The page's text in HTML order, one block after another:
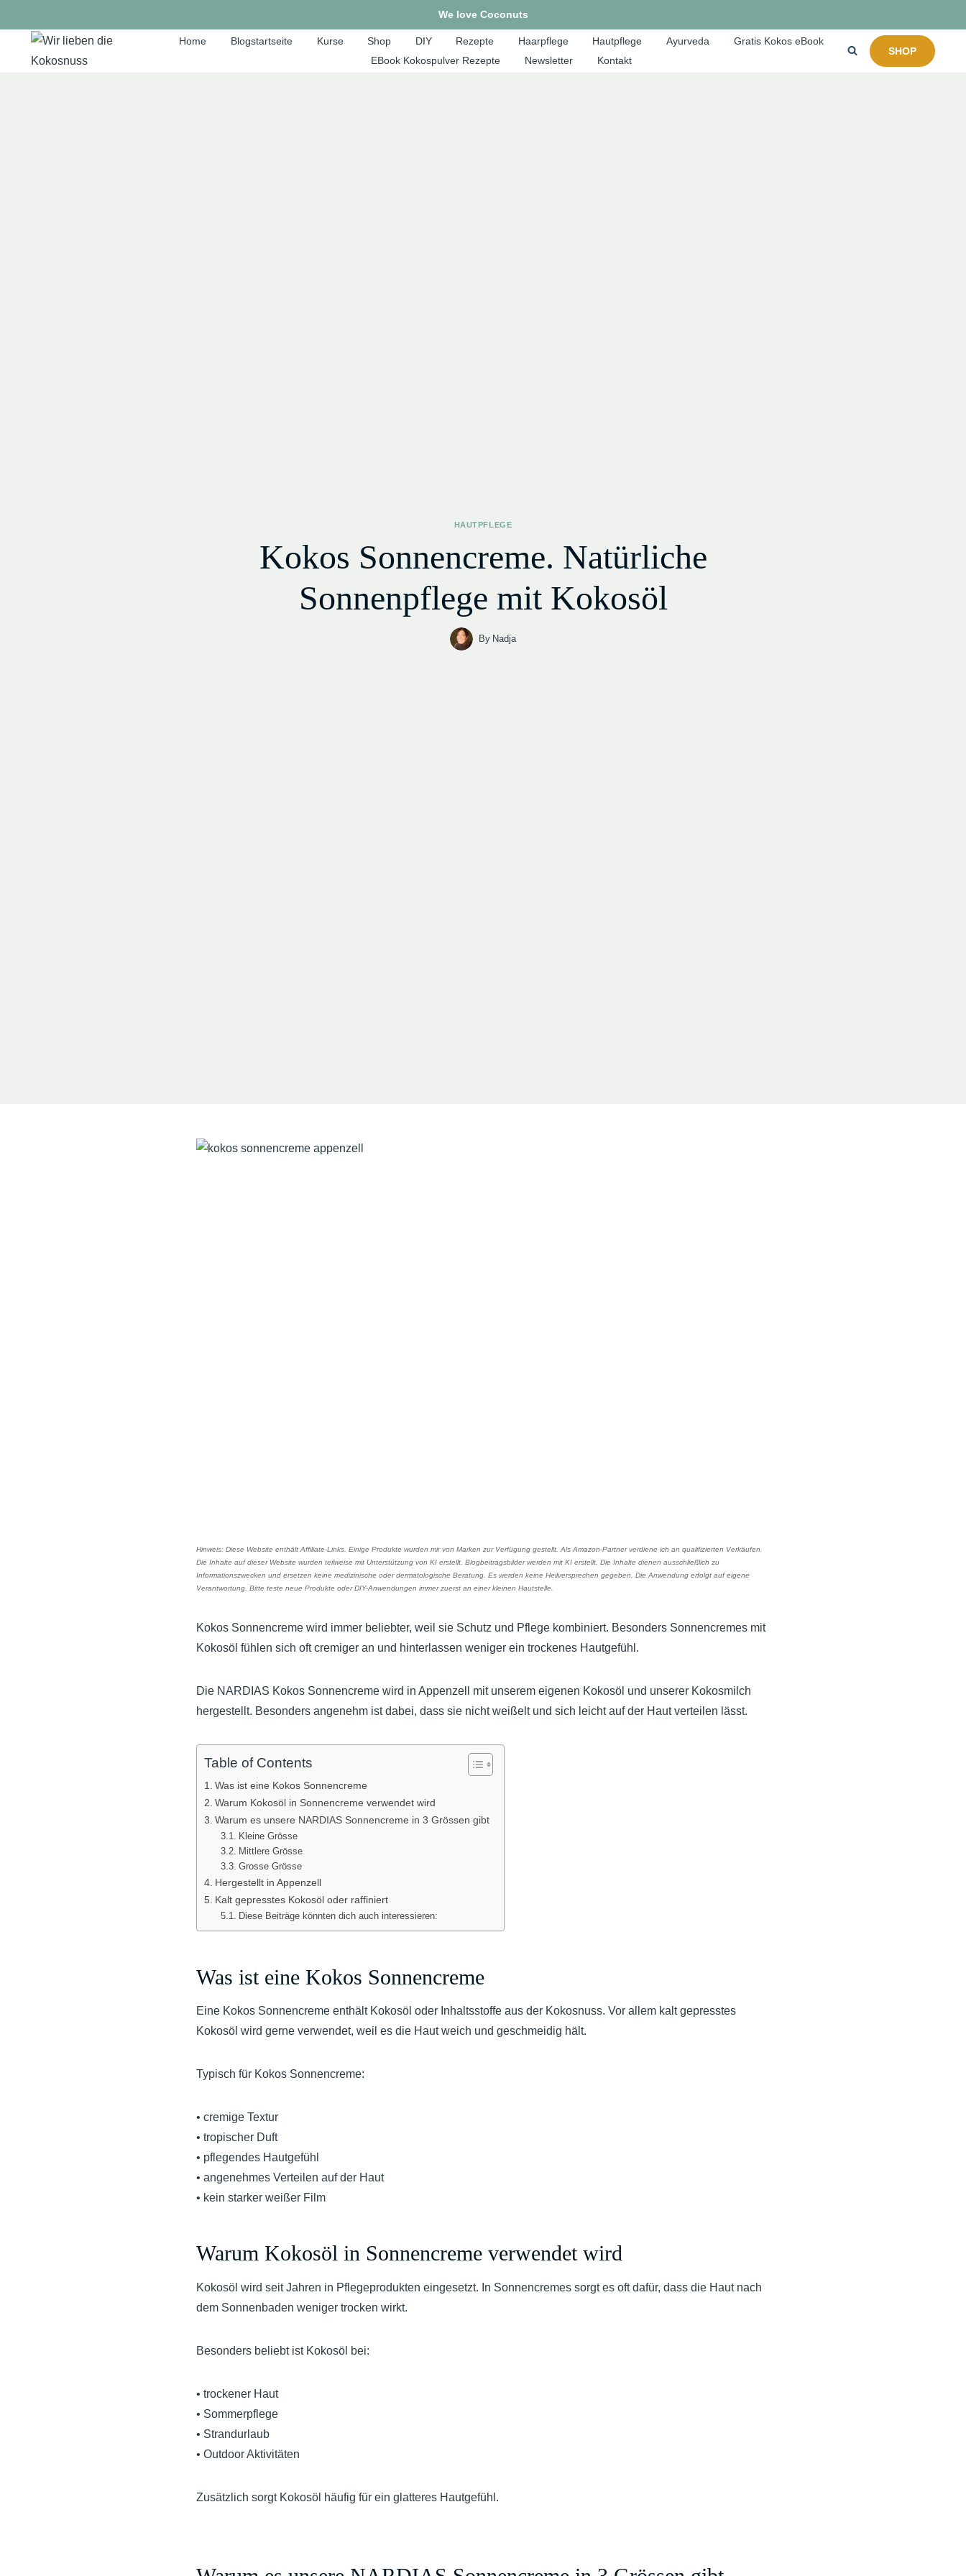
Inhalt
We love Coconuts
Home Blogstartseite Kurse Shop DIY Rezepte Haarpflege Hautpflege Ayurveda
Gratis Kokos eBook
EBook Kokospulver Rezepte
Newsletter Kontakt
SHOP
HAUTPFLEGE
Kokos Sonnencreme. Natürliche
Sonnenpflege mit Kokosöl
By Nadja
Hinweis: Diese Website enthält Affiliate-Links. Einige Produkte wurden mir von Marken zur Verfügung gestellt. Als Amazon-Partner verdiene ich an qualifizierten Verkäufen.
Die Inhalte auf dieser Website wurden teilweise mit Unterstützung von KI erstellt. Blogbeitragsbilder werden mit KI erstellt. Die Inhalte dienen ausschließlich zu
Informationszwecken und ersetzen keine medizinische oder dermatologische Beratung. Es werden keine Heilversprechen gegeben. Die Anwendung erfolgt auf eigene
Verantwortung. Bitte teste neue Produkte oder DIY-Anwendungen immer zuerst an einer kleinen Hautstelle.
Kokos Sonnencreme wird immer beliebter, weil sie Schutz und Pflege kombiniert. Besonders Sonnencremes mit
Kokosöl fühlen sich oft cremiger an und hinterlassen weniger ein trockenes Hautgefühl.
Die NARDIAS Kokos Sonnencreme wird in Appenzell mit unserem eigenen Kokosöl und unserer Kokosmilch
hergestellt. Besonders angenehm ist dabei, dass sie nicht weißelt und sich leicht auf der Haut verteilen lässt.
Table of Contents
Was ist eine Kokos Sonnencreme
Warum Kokosöl in Sonnencreme verwendet wird
Warum es unsere NARDIAS Sonnencreme in 3 Grössen gibt
Kleine Grösse
Mittlere Grösse
Grosse Grösse
Hergestellt in Appenzell
Kalt gepresstes Kokosöl oder raffiniert
Diese Beiträge könnten dich auch interessieren:
Was ist eine Kokos Sonnencreme
Eine Kokos Sonnencreme enthält Kokosöl oder Inhaltsstoffe aus der Kokosnuss. Vor allem kalt gepresstes
Kokosöl wird gerne verwendet, weil es die Haut weich und geschmeidig hält.
Typisch für Kokos Sonnencreme:
• cremige Textur
• tropischer Duft
• pflegendes Hautgefühl
• angenehmes Verteilen auf der Haut
• kein starker weißer Film
Warum Kokosöl in Sonnencreme verwendet wird
Kokosöl wird seit Jahren in Pflegeprodukten eingesetzt. In Sonnencremes sorgt es oft dafür, dass die Haut nach
dem Sonnenbaden weniger trocken wirkt.
Besonders beliebt ist Kokosöl bei:
• trockener Haut
• Sommerpflege
• Strandurlaub
• Outdoor Aktivitäten
Zusätzlich sorgt Kokosöl häufig für ein glatteres Hautgefühl.